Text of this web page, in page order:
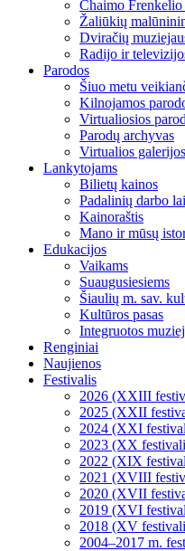
Chaimo
Žaliūkių
Dviračių
Radijo ir
Parodos
Šiuo metu
Kilnojamos
Virtualiosios
Parodų archyvas
Virtualios galerijos
Lankytojams
Bilietų kainos
Padalinių darbo
Kainoraštis
Mano ir mūsų
Edukacijos
Vaikams
Suaugusiesiems
Šiaulių m. sav.
Kultūros pasas
Integruotos
Renginiai
Naujienos
Festivalis
2026 (XXIII
2025 (XXII
2024 (XXI
2023 (XX
2022 (XIX
2021 (XVIII
2020 (XVII
2019 (XVI
2018 (XV
2004–2017 m.